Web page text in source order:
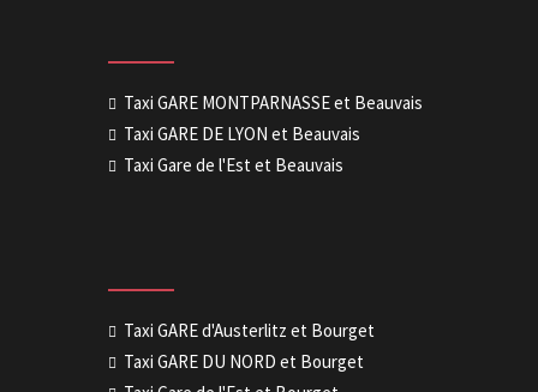
Taxi GARE MONTPARNASSE et Beauvais
Taxi GARE DE LYON et Beauvais
Taxi Gare de l'Est et Beauvais
Taxi GARE d'Austerlitz et Bourget
Taxi GARE DU NORD et Bourget